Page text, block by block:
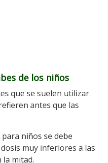
de los niños
que se suelen utilizar
antes que las
niños se debe
muy inferiores a las
mitad.